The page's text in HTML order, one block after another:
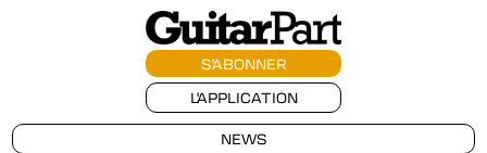
S'ABONNER
L'APPLICATION
NEWS